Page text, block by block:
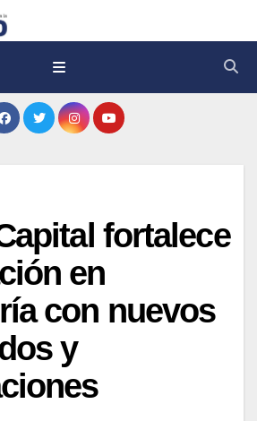
fortalece
en
con nuevos
y